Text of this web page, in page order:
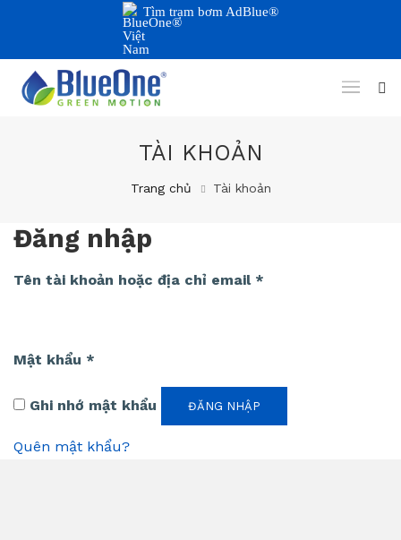
Tìm trạm bơm AdBlue®
TÀI KHOẢN
Trang chủ Tài khoản
Đăng nhập
Tên tài khoản hoặc địa chỉ email *
Mật khẩu *
Ghi nhớ mật khẩu
ĐĂNG NHẬP
Quên mật khẩu?